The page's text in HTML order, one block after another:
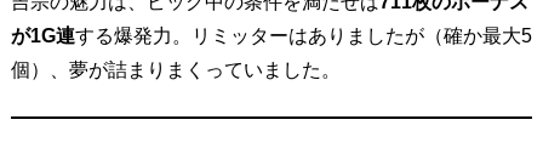
が1G連する爆発力。
リミッターはありましたが（確か最大5
個）、夢が詰まりまくっていました。